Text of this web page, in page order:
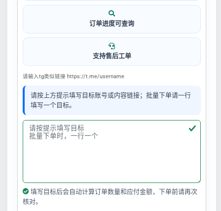
订单进度可查询
支持售后工单
请输入tg类似链接 https://t.me/username
请按上方提示填写目标账号或内容链接；批量下单请一行
填写一个目标。
填写目标后会自动计算订单数量和应付金额，下单前请再次
核对。